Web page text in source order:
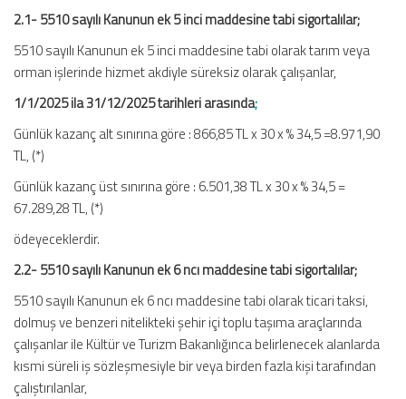
2.1- 5510 sayılı Kanunun ek 5 inci maddesine tabi sigortalılar;
5510 sayılı Kanunun ek 5 inci maddesine tabi olarak tarım veya
orman işlerinde hizmet akdiyle süreksiz olarak çalışanlar,
1/1/2025 ila 31/12/2025 tarihleri arasında;
Günlük kazanç alt sınırına göre : 866,85 TL x 30 x % 34,5 =8.971,90
TL, (*)
Günlük kazanç üst sınırına göre : 6.501,38 TL x 30 x % 34,5 =
67.289,28 TL, (*)
ödeyeceklerdir.
2.2- 5510 sayılı Kanunun ek 6 ncı maddesine tabi sigortalılar;
5510 sayılı Kanunun ek 6 ncı maddesine tabi olarak ticari taksi,
dolmuş ve benzeri nitelikteki şehir içi toplu taşıma araçlarında
çalışanlar ile Kültür ve Turizm Bakanlığınca belirlenecek alanlarda
kısmi süreli iş sözleşmesiyle bir veya birden fazla kişi tarafından
çalıştırılanlar,